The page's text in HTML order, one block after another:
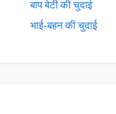
बाप बेटी की चुदाई
भाई-बहन की चुदाई